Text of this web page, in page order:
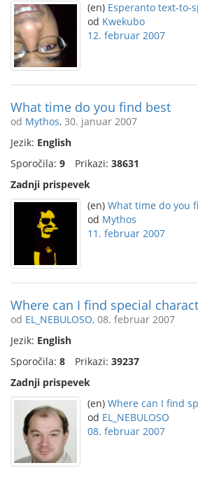
(en) Esperanto text-to-
od Kwekubo
12. februar 2007
What time do you find best
od Mythos, 30. januar 2007
Jezik: English
Sporočila: 9 Prikazi: 38631
Zadnji prispevek
(en) What time do you
od Mythos
11. februar 2007
Where can I find special
od EL_NEBULOSO, 08. februar 2007
Jezik: English
Sporočila: 8 Prikazi: 39237
Zadnji prispevek
(en) Where can I find
od EL_NEBULOSO
08. februar 2007